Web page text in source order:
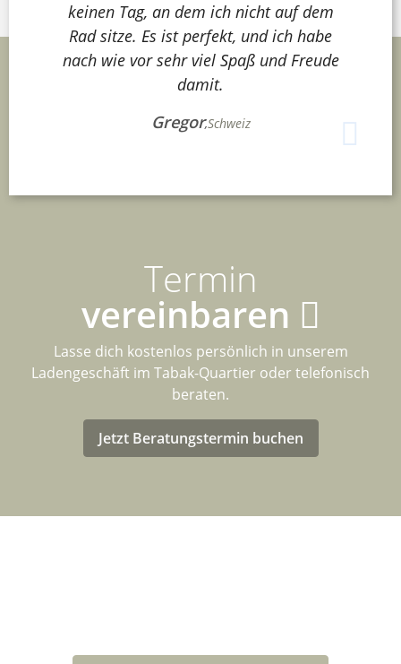
keinen Tag, an dem ich nicht auf dem
Rad sitze. Es ist perfekt, und ich habe
nach wie vor sehr viel Spaß und Freude
damit.
Gregor,Schweiz
Termin
vereinbaren
Lasse dich kostenlos persönlich in unserem
Ladengeschäft im Tabak-Quartier oder telefonisch
beraten.
Jetzt Beratungstermin buchen